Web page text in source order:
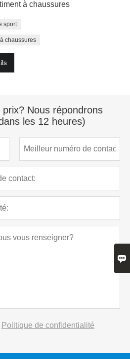
à chaussures
sport
chaussures
Nous répondrons
les 12 heures)
Politique de confidentialité
